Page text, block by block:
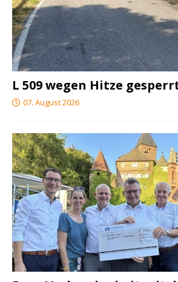
L 509 wegen Hitze
07. August 2026